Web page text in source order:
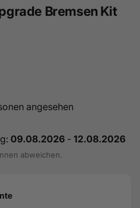
Bremsen Kit
angesehen
09.08.2026 - 12.08.2026
abweichen.